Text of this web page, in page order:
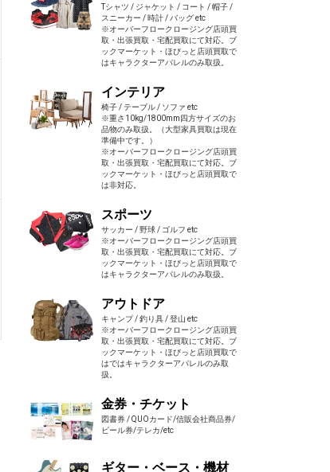
Tシャツ / ジャケット / コート / 帽子 /
スニーカー / 時計 / バッグ etc
※オーバーフロークロージング店頭買
取・出張買取・宅配買取にて対応。ブ
ックマーケット・ほびっと店頭買取で
はキャラクターアパレルのみ取扱。
インテリア
椅子 / テーブル / ソファ etc
※重さ10kg/1800mm四方サイズのお
品物のみ取扱。（大型家具買取は現在
準備中です。）
※オーバーフロークロージング店頭買
取・出張買取・宅配買取にて対応。ブ
ックマーケット・ほびっと店頭買取で
は非対応。
スポーツ
サッカー / 野球 / ゴルフ etc
※オーバーフロークロージング店頭買
取・出張買取・宅配買取にて対応。ブ
ックマーケット・ほびっと店頭買取で
はキャラクターアパレルのみ取扱。
アウトドア
キャンプ / 釣り具 / 登山 etc
※オーバーフロークロージング店頭買
取・出張買取・宅配買取にて対応。ブ
ックマーケット・ほびっと店頭買取で
はではキャラクターアパレルのみ取
扱。
金券・チケット
図書券 / QUOカード/信販会社商品券/
ビール券/テレカ/etc
ギター・ベース・機材